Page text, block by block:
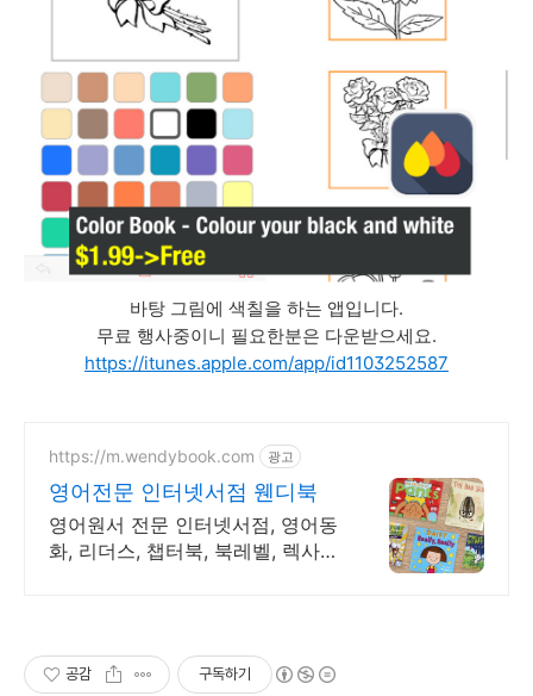
바탕 그림에 색칠을 하는 앱입니다.
무료 행사중이니 필요한분은 다운받으세요.
https://itunes.apple.com/app/id1103252587
https://m.wendybook.com 광고
영어전문 인터넷서점 웬디북
영어원서 전문 인터넷서점, 영어동
화, 리더스, 챕터북, 북레벨, 렉사일
공감 구독하기